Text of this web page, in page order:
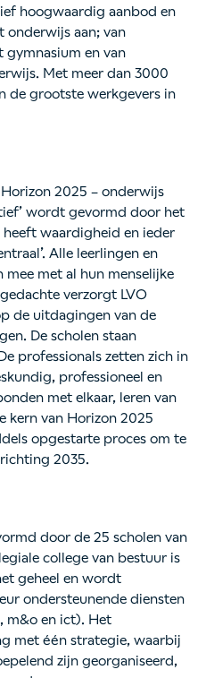
hoogwaardig aanbod en
onderwijs aan; van
en van
Met meer dan 3000
de grootste werkgevers in
2025 – onderwijs
wordt gevormd door het
heeft waardigheid en ieder
Alle leerlingen en
mee met al hun menselijke
verzorgt LVO
de uitdagingen van de
De scholen staan
professionals zetten zich in
professioneel en
met elkaar, leren van
kern van Horizon 2025
opgestarte proces om te
2035.
door de 25 scholen van
college van bestuur is
geheel en wordt
ondersteunende diensten
m&o en ict). Het
met één strategie, waarbij
zijn georganiseerd,